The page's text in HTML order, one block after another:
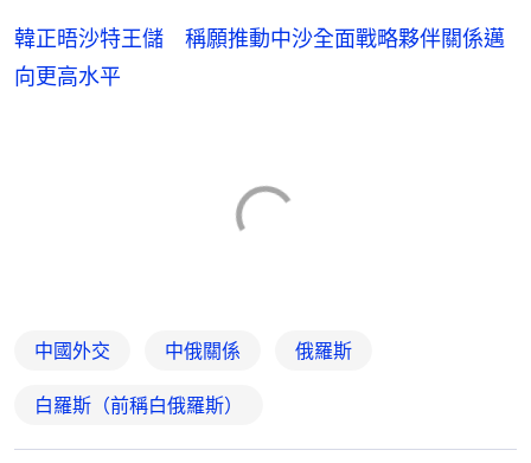
韓正晤沙特王儲 稱願推動中沙全面戰略夥伴關係邁
向更高水平
中國外交 中俄關係 俄羅斯
白羅斯（前稱白俄羅斯）